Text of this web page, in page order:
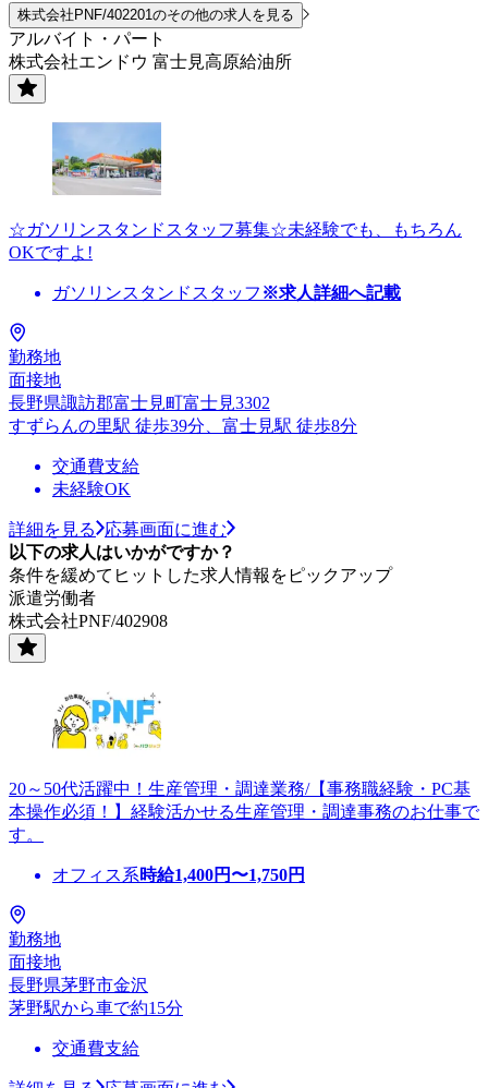
株式会社PNF/402201のその他の求人を見る
アルバイト・パート
株式会社エンドウ 富士見高原給油所
☆ガソリンスタンドスタッフ募集☆未経験でも、もちろん
OKですよ!
ガソリンスタンドスタッフ ※求人詳細へ記載
勤務地
面接地
長野県諏訪郡富士見町富士見3302
すずらんの里駅 徒歩39分、富士見駅 徒歩8分
交通費支給
未経験OK
詳細を見る
応募画面に進む
以下の求人はいかがですか？
条件を緩めてヒットした求人情報をピックアップ
派遣労働者
株式会社PNF/402908
20～50代活躍中！生産管理・調達業務/【事務職経験・PC基
本操作必須！】経験活かせる生産管理・調達事務のお仕事で
す。
オフィス系時給1,400円〜1,750円
勤務地
面接地
長野県茅野市金沢
茅野駅から車で約15分
交通費支給